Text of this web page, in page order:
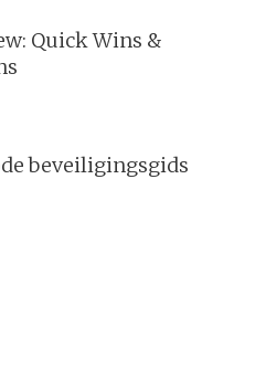
Quick Wins &
beveiligingsgids